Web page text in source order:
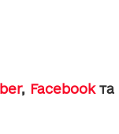
, Facebookта